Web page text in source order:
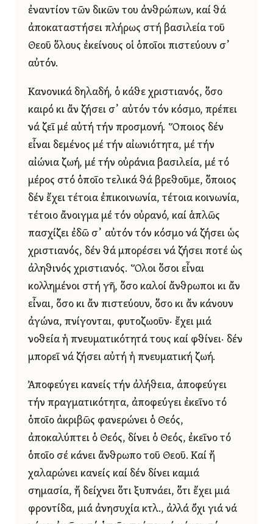
ἐναντίον τῶν δικῶν του ἀνθρώπων, καί θά
ἀποκαταστήσει πλήρως στή βασιλεία τοῦ
Θεοῦ ὅλους ἐκείνους οἱ ὁποῖοι πιστεύουν σ᾿
αὐτόν.
Κανονικά δηλαδή, ὁ κάθε χριστιανός, ὅσο
καιρό κι ἄν ζήσει σ᾿ αὐτόν τόν κόσμο, πρέπει
νά ζεῖ μέ αὐτή τήν προσμονή. Ὅποιος δέν
εἶναι δεμένος μέ τήν αἰωνιότητα, μέ τήν
αἰώνια ζωή, μέ τήν οὐράνια βασιλεία, μέ τό
μέρος στό ὁποῖο τελικά θά βρεθοῦμε, ὅποιος
δέν ἔχει τέτοια ἐπικοινωνία, τέτοια κοινωνία,
τέτοιο ἄνοιγμα μέ τόν οὐρανό, καί ἁπλῶς
πασχίζει ἐδῶ σ᾿ αὐτόν τόν κόσμο νά ζήσει ὡς
χριστιανός, δέν θά μπορέσει νά ζήσει ποτέ ὡς
ἀληθινός χριστιανός. Ὅλοι ὅσοι εἶναι
κολλημένοι στή γῆ, ὅσο καλοί ἄνθρωποι κι ἄν
εἶναι, ὅσο κι ἄν πιστεύουν, ὅσο κι ἄν κάνουν
ἀγώνα, πνίγονται, φυτοζωοῦν· ἔχει μιά
νοθεία ἡ πνευματικότητά τους καί φθίνει· δέν
μπορεῖ νά ζήσει αὐτή ἡ πνευματική ζωή.
Ἀποφεύγει κανείς τήν ἀλήθεια, ἀποφεύγει
τήν πραγματικότητα, ἀποφεύγει ἐκεῖνο τό
ὁποῖο ἀκριβῶς φανερώνει ὁ Θεός,
ἀποκαλύπτει ὁ Θεός, δίνει ὁ Θεός, ἐκεῖνο τό
ὁποῖο σέ κάνει ἄνθρωπο τοῦ Θεοῦ. Καί ἤ
χαλαρώνει κανείς καί δέν δίνει καμιά
σημασία, ἤ δείχνει ὅτι ξυπνάει, ὅτι ἔχει μιά
φροντίδα, μιά ἀνησυχία κτλ., ἀλλά ὄχι γιά νά